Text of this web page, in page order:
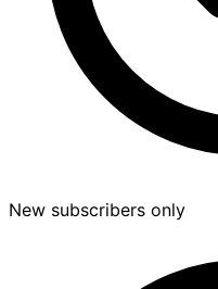
New subscribers only